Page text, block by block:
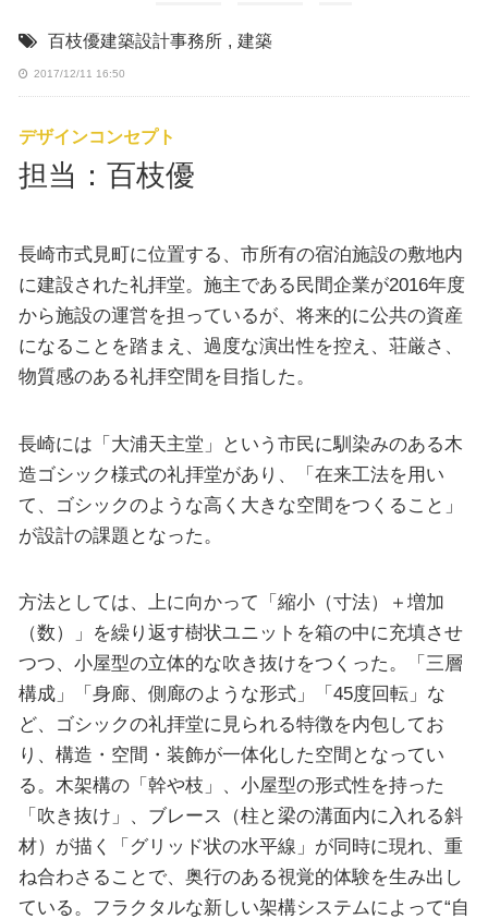
百枝優建築設計事務所 , 建築
2017/12/11 16:50
デザインコンセプト
担当：百枝優
長崎市式見町に位置する、市所有の宿泊施設の敷地内
に建設された礼拝堂。施主である民間企業が2016年度
から施設の運営を担っているが、将来的に公共の資産
になることを踏まえ、過度な演出性を控え、荘厳さ、
物質感のある礼拝空間を目指した。
長崎には「大浦天主堂」という市民に馴染みのある木
造ゴシック様式の礼拝堂があり、「在来工法を用い
て、ゴシックのような高く大きな空間をつくること」
が設計の課題となった。
方法としては、上に向かって「縮小（寸法）＋増加
（数）」を繰り返す樹状ユニットを箱の中に充填させ
つつ、小屋型の立体的な吹き抜けをつくった。「三層
構成」「身廊、側廊のような形式」「45度回転」な
ど、ゴシックの礼拝堂に見られる特徴を内包してお
り、構造・空間・装飾が一体化した空間となってい
る。木架構の「幹や枝」、小屋型の形式性を持った
「吹き抜け」、ブレース（柱と梁の溝面内に入れる斜
材）が描く「グリッド状の水平線」が同時に現れ、重
ね合わさることで、奥行のある視覚的体験を生み出し
ている。フラクタルな新しい架構システムによって“自